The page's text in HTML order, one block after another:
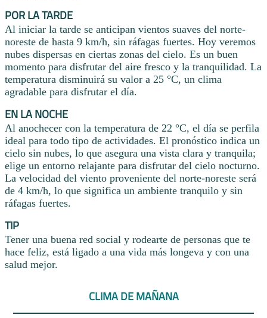
POR LA TARDE
Al iniciar la tarde se anticipan vientos suaves del norte-
noreste de hasta 9 km/h, sin ráfagas fuertes. Hoy veremos
nubes dispersas en ciertas zonas del cielo. Es un buen
momento para disfrutar del aire fresco y la tranquilidad. La
temperatura disminuirá su valor a 25 °C, un clima
agradable para disfrutar el día.
EN LA NOCHE
Al anochecer con la temperatura de 22 °C, el día se perfila
ideal para todo tipo de actividades. El pronóstico indica un
cielo sin nubes, lo que asegura una vista clara y tranquila;
elige un entorno relajante para disfrutar del cielo nocturno.
La velocidad del viento proveniente del norte-noreste será
de 4 km/h, lo que significa un ambiente tranquilo y sin
ráfagas fuertes.
TIP
Tener una buena red social y rodearte de personas que te
hace feliz, está ligado a una vida más longeva y con una
salud mejor.
CLIMA DE MAÑANA